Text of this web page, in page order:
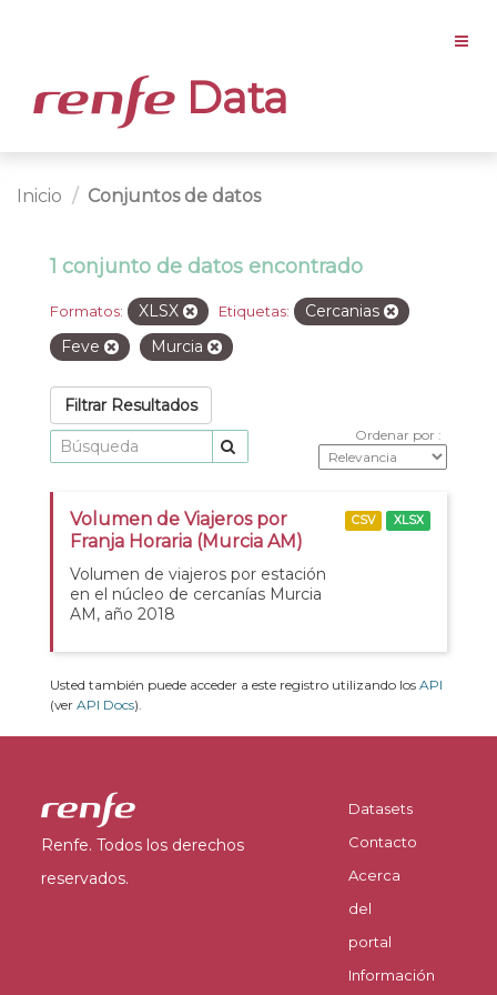
Data
Inicio Conjuntos de datos
1 conjunto de datos encontrado
Formatos: XLSX Etiquetas:
Cercanias
Feve
Murcia
Filtrar Resultados
Ordenar por
Volumen de Viajeros por
Franja Horaria (Murcia AM)
Volumen de viajeros por estación
en el núcleo de cercanías Murcia
AM, año 2018
CSV XLSX
Usted también puede acceder a este registro utilizando los API
(ver API Docs).
Renfe. Todos los derechos
reservados.
Datasets
Contacto
Acerca
del
portal
Información